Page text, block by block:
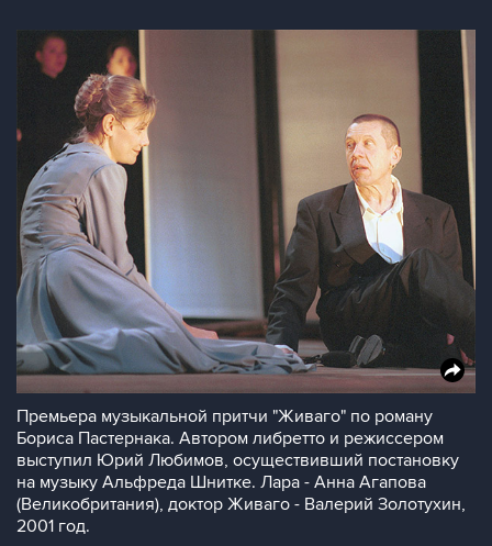
Премьера музыкальной притчи "Живаго" по роману
Бориса Пастернака. Автором либретто и режиссером
выступил Юрий Любимов, осуществивший постановку
на музыку Альфреда Шнитке. Лара - Анна Агапова
(Великобритания), доктор Живаго - Валерий Золотухин,
2001 год.